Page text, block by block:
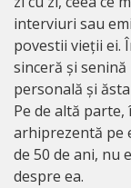
interviuri sau
povestii vieții ei.
sinceră și
personală și
Pe de altă parte,
arhiprezentă pe
de 50 de ani, nu
despre ea.